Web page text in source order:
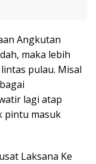
Angkutan
maka lebih
pulau. Misal
lagi atap
pintu masuk
Laksana Ke